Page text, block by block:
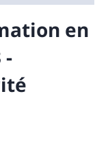
en
-